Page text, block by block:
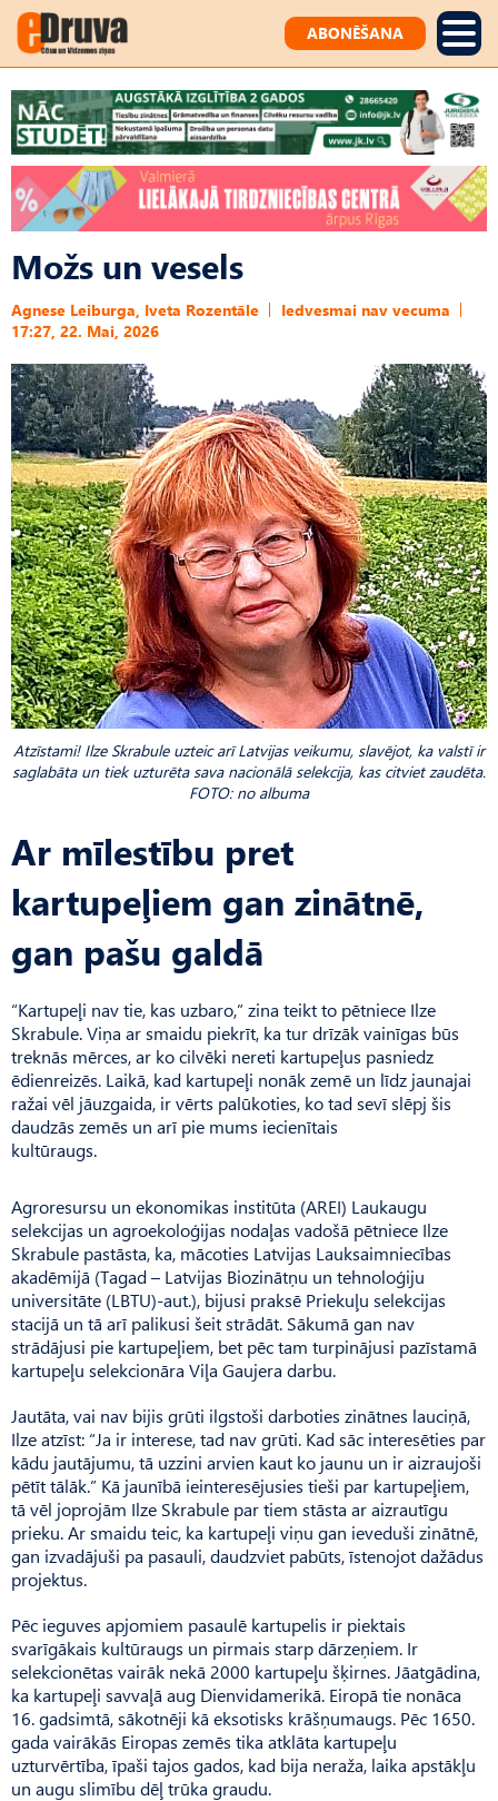
ABONĒŠANA
Možs un vesels
Agnese Leiburga, Iveta Rozentāle
Iedvesmai nav vecuma
17:27, 22. Mai, 2026
Atzīstami! Ilze Skrabule uzteic arī Latvijas veikumu, slavējot, ka valstī ir
saglabāta un tiek uzturēta sava nacionālā selekcija, kas citviet zaudēta.
FOTO: no albuma
Ar mīlestību pret
kartupeļiem gan zinātnē,
gan pašu galdā
“Kartupeļi nav tie, kas uzbaro,” zina teikt to pētniece Ilze
Skrabule. Viņa ar smaidu piekrīt, ka tur drīzāk vainīgas būs
treknās mērces, ar ko cilvēki nereti kartupeļus pasniedz
ēdienreizēs. Laikā, kad kartupeļi nonāk zemē un līdz jaunajai
ražai vēl jāuzgaida, ir vērts palūkoties, ko tad sevī slēpj šis
daudzās zemēs un arī pie mums iecienītais
kultūraugs.
Agroresursu un ekonomikas institūta (AREI) Laukaugu
selekcijas un agroekoloģijas nodaļas vadošā pētniece Ilze
Skrabule pastāsta, ka, mācoties Latvijas Lauksaimniecības
akadēmijā (Tagad – Latvijas Biozinātņu un tehnoloģiju
universitāte (LBTU)-aut.), bijusi praksē Priekuļu selekcijas
stacijā un tā arī palikusi šeit strādāt. Sākumā gan nav
strādājusi pie kartupeļiem, bet pēc tam turpinājusi pazīstamā
kartupeļu selekcionāra Viļa Gaujera darbu.
Jautāta, vai nav bijis grūti ilgstoši darboties zinātnes lauciņā,
Ilze atzīst: “Ja ir interese, tad nav grūti. Kad sāc interesēties par
kādu jautājumu, tā uzzini arvien kaut ko jaunu un ir aizraujoši
pētīt tālāk.” Kā jaunībā ieinteresējusies tieši par kartupeļiem,
tā vēl joprojām Ilze Skrabule par tiem stāsta ar aizrautīgu
prieku. Ar smaidu teic, ka kartupeļi viņu gan ieveduši zinātnē,
gan izvadājuši pa pasauli, daudzviet pabūts, īstenojot dažādus
projektus.
Pēc ieguves apjomiem pasaulē kartupelis ir piektais
svarīgākais kultūraugs un pirmais starp dārzeņiem. Ir
selekcionētas vairāk nekā 2000 kartupeļu šķirnes. Jāatgādina,
ka kartupeļi savvaļā aug Dienvidame­rikā. Eiropā tie nonāca
16. gadsimtā, sākotnēji kā eksotisks krāšņumaugs. Pēc 1650.
gada vairākās Eiropas zemēs tika atklāta kartupeļu
uzturvērtība, īpaši tajos gados, kad bija neraža, laika apstākļu
un augu slimību dēļ trūka graudu.